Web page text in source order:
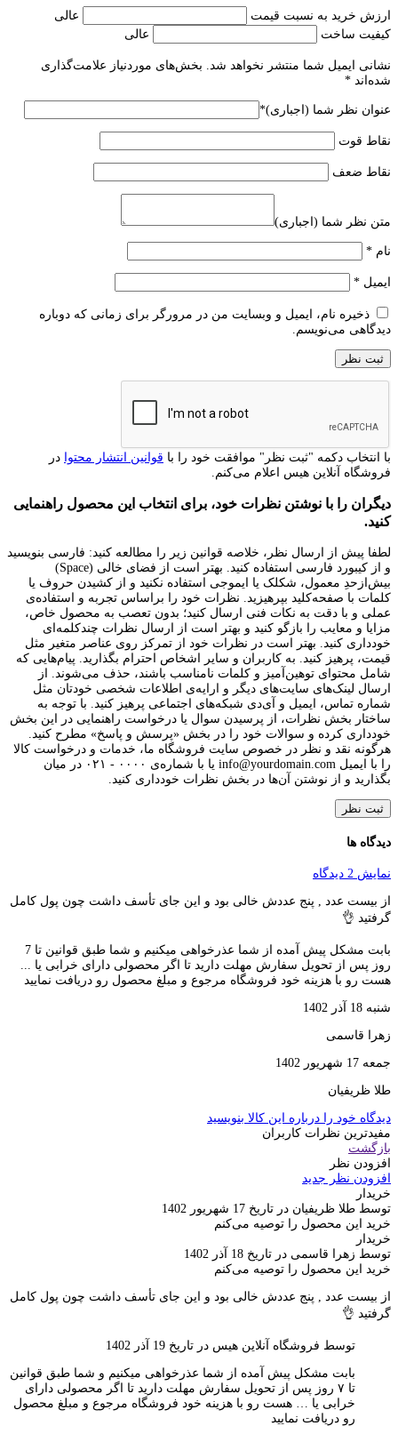
ارزش خرید به نسبت قیمت
عالی
کیفیت ساخت
عالی
نشانی ایمیل شما منتشر نخواهد شد. بخش‌های موردنیاز علامت‌گذاری
شده‌اند *
عنوان نظر شما (اجباری)*
نقاط قوت
نقاط ضعف
متن نظر شما (اجباری)
نام *
ایمیل *
ذخیره نام، ایمیل و وبسایت من در مرورگر برای زمانی که دوباره
دیدگاهی می‌نویسم.
با انتخاب دکمه "ثبت نظر" موافقت خود را با قوانین انتشار محتوا در
فروشگاه آنلاین هیس اعلام می‌کنم.
دیگران را با نوشتن نظرات خود، برای انتخاب این محصول راهنمایی
کنید.
لطفا پیش از ارسال نظر، خلاصه قوانین زیر را مطالعه کنید: فارسی بنویسید
و از کیبورد فارسی استفاده کنید. بهتر است از فضای خالی (Space)
بیش‌از‌حدِ معمول، شکلک یا ایموجی استفاده نکنید و از کشیدن حروف یا
کلمات با صفحه‌کلید بپرهیزید. نظرات خود را براساس تجربه و استفاده‌ی
عملی و با دقت به نکات فنی ارسال کنید؛ بدون تعصب به محصول خاص،
مزایا و معایب را بازگو کنید و بهتر است از ارسال نظرات چندکلمه‌‌ای
خودداری کنید. بهتر است در نظرات خود از تمرکز روی عناصر متغیر مثل
قیمت، پرهیز کنید. به کاربران و سایر اشخاص احترام بگذارید. پیام‌هایی که
شامل محتوای توهین‌آمیز و کلمات نامناسب باشند، حذف می‌شوند. از
ارسال لینک‌های سایت‌های دیگر و ارایه‌ی اطلاعات شخصی خودتان مثل
شماره تماس، ایمیل و آی‌دی شبکه‌های اجتماعی پرهیز کنید. با توجه به
ساختار بخش نظرات، از پرسیدن سوال یا درخواست راهنمایی در این بخش
خودداری کرده و سوالات خود را در بخش «پرسش و پاسخ» مطرح کنید.
هرگونه نقد و نظر در خصوص سایت فروشگاه ما، خدمات و درخواست کالا
را با ایمیل info@yourdomain.com یا با شماره‌ی ۰۰۰۰ - ۰۲۱ در میان
بگذارید و از نوشتن آن‌ها در بخش نظرات خودداری کنید.
ثبت نظر
دیدگاه ها
نمایش 2 دیدگاه
از بیست عدد , پنج عددش خالی بود و این جای تأسف داشت چون پول کامل
گرفتید 👌
بابت مشکل پیش آمده از شما عذرخواهی میکنیم و شما طبق قوانین تا 7
روز پس از تحویل سفارش مهلت دارید تا اگر محصولی دارای خرابی یا ...
هست رو با هزینه خود فروشگاه مرجوع و مبلغ محصول رو دریافت نمایید
شنبه 18 آذر 1402
زهرا قاسمی
جمعه 17 شهریور 1402
طلا ظریفیان
دیدگاه خود را درباره این کالا بنویسید
مفیدترین نظرات کاربران
بازگشت
افزودن نظر
افزودن نظر جدید
خریدار
توسط طلا ظریفیان در تاریخ 17 شهریور 1402
خرید این محصول را توصیه می‌کنم
خریدار
توسط زهرا قاسمی در تاریخ 18 آذر 1402
خرید این محصول را توصیه می‌کنم
از بیست عدد , پنج عددش خالی بود و این جای تأسف داشت چون پول کامل
گرفتید 👌
توسط فروشگاه آنلاین هیس در تاریخ 19 آذر 1402
بابت مشکل پیش آمده از شما عذرخواهی میکنیم و شما طبق قوانین
تا ۷ روز پس از تحویل سفارش مهلت دارید تا اگر محصولی دارای
خرابی یا … هست رو با هزینه خود فروشگاه مرجوع و مبلغ محصول
رو دریافت نمایید